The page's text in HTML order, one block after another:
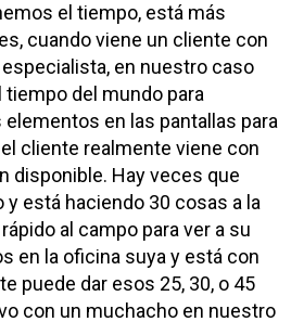
el tiempo, está más
cuando viene un cliente con
especialista, en nuestro caso
tiempo del mundo para
en las pantallas para
cliente realmente viene con
disponible. Hay veces que
y está haciendo 30 cosas a la
al campo para ver a su
en la oficina suya y está con
puede dar esos 25, 30, o 45
con un muchacho en nuestro